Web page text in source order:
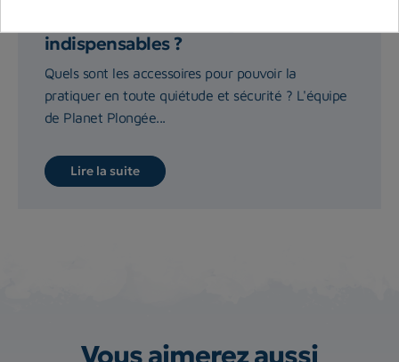
indispensables ?
Quels sont les accessoires pour pouvoir la
pratiquer en toute quiétude et sécurité ? L'équipe
de Planet Plongée...
Lire la suite
Vous aimerez aussi